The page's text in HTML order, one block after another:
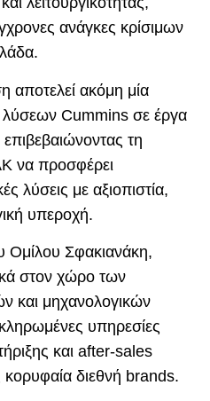
ανάγκες κρίσιμων
αποτελεί ακόμη μία
λύσεων Cummins σε έργα
τη
να προσφέρει
λύσεις με αξιοπιστία,
υπεροχή.
Ομίλου Σφακιανάκη,
στον χώρο των
και μηχανολογικών
υπηρεσίες
και after-sales
διεθνή brands.